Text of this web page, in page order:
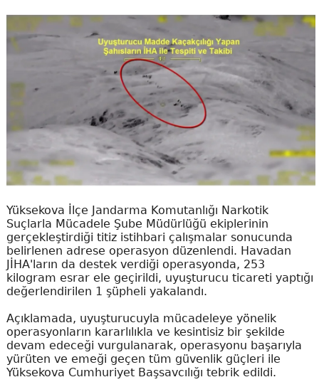
Yüksekova İlçe Jandarma Komutanlığı Narkotik
Suçlarla Mücadele Şube Müdürlüğü ekiplerinin
gerçekleştirdiği titiz istihbari çalışmalar sonucunda
belirlenen adrese operasyon düzenlendi. Havadan
JİHA'ların da destek verdiği operasyonda, 253
kilogram esrar ele geçirildi, uyuşturucu ticareti yaptığı
değerlendirilen 1 şüpheli yakalandı.
Açıklamada, uyuşturucuyla mücadeleye yönelik
operasyonların kararlılıkla ve kesintisiz bir şekilde
devam edeceği vurgulanarak, operasyonu başarıyla
yürüten ve emeği geçen tüm güvenlik güçleri ile
Yüksekova Cumhuriyet Başsavcılığı tebrik edildi.